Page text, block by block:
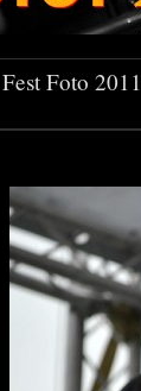
Foto 2011